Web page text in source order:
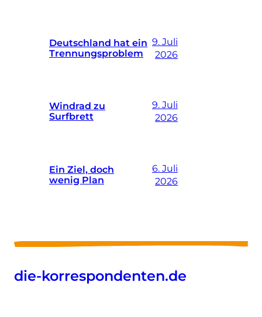
Deutschland hat ein
Trennungsproblem
9. Juli
2026
Windrad zu
Surfbrett
9. Juli
2026
Ein Ziel, doch
wenig Plan
6. Juli
2026
die-korrespondenten.de